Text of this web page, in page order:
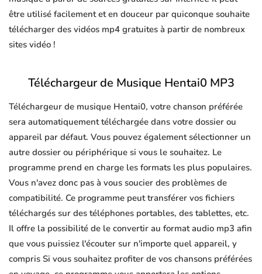
être utilisé facilement et en douceur par quiconque souhaite
télécharger des vidéos mp4 gratuites à partir de nombreux
sites vidéo !
Téléchargeur de Musique Hentai0 MP3
Téléchargeur de musique Hentai0, votre chanson préférée
sera automatiquement téléchargée dans votre dossier ou
appareil par défaut. Vous pouvez également sélectionner un
autre dossier ou périphérique si vous le souhaitez. Le
programme prend en charge les formats les plus populaires.
Vous n'avez donc pas à vous soucier des problèmes de
compatibilité. Ce programme peut transférer vos fichiers
téléchargés sur des téléphones portables, des tablettes, etc.
Il offre la possibilité de le convertir au format audio mp3 afin
que vous puissiez l'écouter sur n'importe quel appareil, y
compris Si vous souhaitez profiter de vos chansons préférées